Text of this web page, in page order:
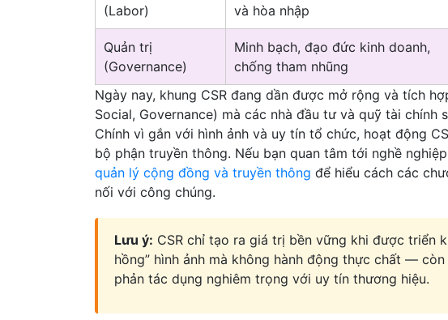
(Labor)
và hòa nhập
Quản trị
(Governance)
Minh bạch, đạo đức kinh doanh,
chống tham nhũng
Ngày nay, khung CSR đang dần được mở rộng và tích
Social, Governance) mà các nhà đầu tư và quỹ tài chính
Chính vì gắn với hình ảnh và uy tín tổ chức, hoạt động
bộ phận truyền thông. Nếu bạn quan tâm tới nghề
quản lý cộng đồng và truyền thông để hiểu cách các
nối với công chúng.
Lưu ý: CSR chỉ tạo ra giá trị bền vững khi được triển
hồng” hình ảnh mà không hành động thực chất —
phản tác dụng nghiêm trọng với uy tín thương hiệu.